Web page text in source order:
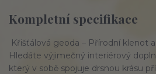
Kompletní specifikace
Křišťálová geoda – Přírodní klenot
Hledáte výjimečný interiérový
který v sobě spojuje drsnou krásu